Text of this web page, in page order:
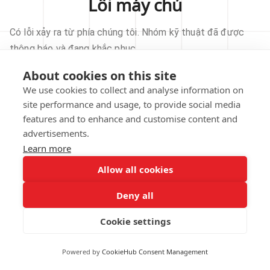
About cookies on this site
We use cookies to collect and analyse information on
site performance and usage, to provide social media
features and to enhance and customise content and
advertisements.
Learn more
Allow all cookies
Deny all
Cookie settings
Powered by CookieHub Consent Management
Lỗi máy chủ
Có lỗi xảy ra từ phía chúng tôi. Nhóm kỹ thuật đã được
thông báo và đang khắc phục.
THỬ LẠI
VỀ TRANG CHỦ
notified.